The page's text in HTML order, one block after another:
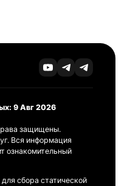
9 Авг 2026
защищены.
Вся информация
ознакомительный
сбора статической